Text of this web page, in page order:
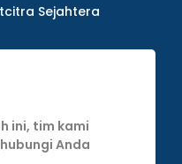
Sejahtera
ini, tim kami
Anda